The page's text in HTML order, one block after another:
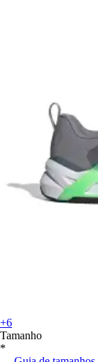
+6
Tamanho
*